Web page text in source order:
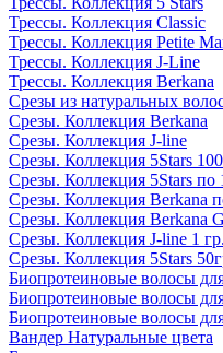
Трессы. Коллекция Classic
Трессы. Коллекция Petite
Трессы. Коллекция J-Line
Трессы. Коллекция Berkana
Срезы из натуральных
Срезы. Коллекция Berkana
Срезы. Коллекция J-line
Срезы. Коллекция 5Stars
Срезы. Коллекция 5Stars по
Срезы. Коллекция Berkana
Срезы. Коллекция Berkana
Срезы. Коллекция J-line 1 гр.
Срезы. Коллекция 5Stars
Биопротеиновые волосы
Биопротеиновые волосы
Биопротеиновые волосы
Вандер Натуральные цвета